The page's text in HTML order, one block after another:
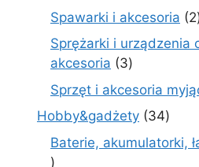
Spawarki i akcesoria 2
Sprężarki i urządzenia
akcesoria
33
produkty
Sprzęt i akcesoria
Hobby&gadżety 3434
Baterie, akumulatorki,
30